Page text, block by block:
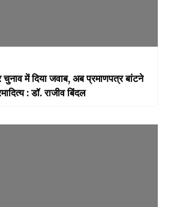
में दिया जवाब, अब प्रमाणपत्र बांटने
: डॉ. राजीव बिंदल